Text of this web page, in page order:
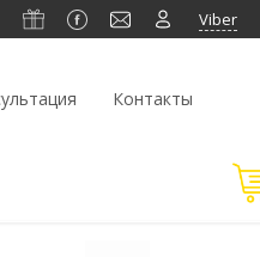
Viber
Контакты